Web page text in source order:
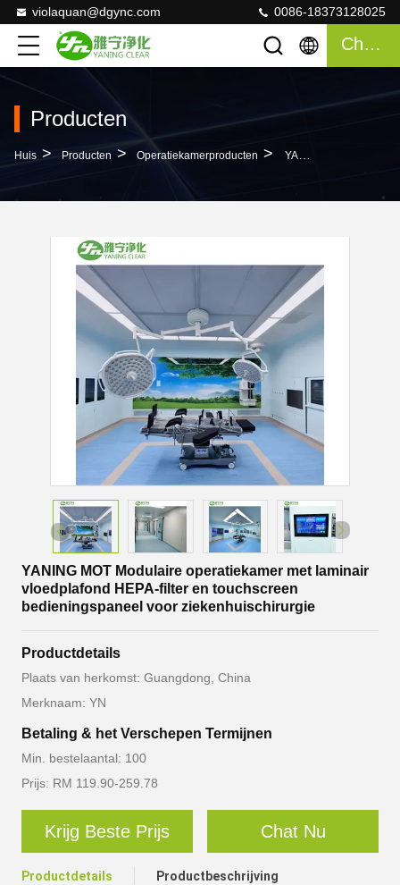
violaquan@dgync.com 0086-18373128025
Chatten
Producten
Huis > Producten > Operatiekamerproducten > YANING MOT Modulaire Operatiekamer Met Laminair Vloedplafond HEPA-Filter En Touchscreen Bedieningspaneel Voor Ziekenhuischirurgie
YANING MOT Modulaire operatiekamer met laminair
vloedplafond HEPA-filter en touchscreen
bedieningspaneel voor ziekenhuischirurgie
Productdetails
Plaats van herkomst: Guangdong, China
Merknaam: YN
Betaling & het Verschepen Termijnen
Min. bestelaantal: 100
Prijs: RM 119.90-259.78
Krijg Beste Prijs Chat Nu
Productdetails Productbeschrijving